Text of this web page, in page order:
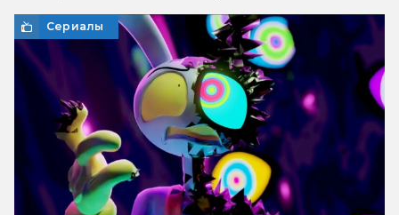
Сериалы